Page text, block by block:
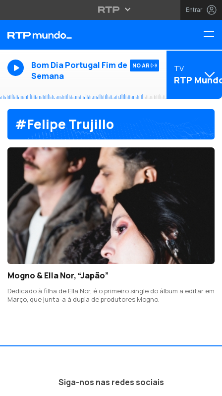
Entrar
Bom Dia Portugal Fim de
Semana
NO AR TV
RTP
#Felipe Trujillo
Mogno & Ella Nor, “Japão”
Dedicado à filha de Ella Nor, é o primeiro single do álbum a editar em
Março, que junta-a à dupla de produtores Mogno.
Siga-nos nas redes sociais